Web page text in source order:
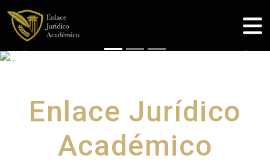
Enlace Jurídico
Académico